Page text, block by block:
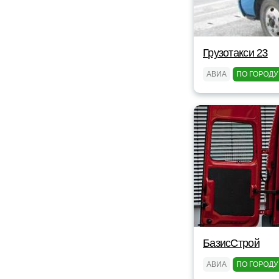
Грузотакси 23
АВИА ПО ГОРОДУ
БазисСтрой
АВИА ПО ГОРОДУ